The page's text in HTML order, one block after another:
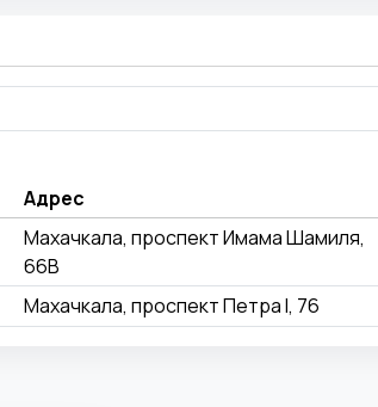
Адрес
Махачкала, проспект Имама Шамиля,
66В
Махачкала, проспект Петра I, 76